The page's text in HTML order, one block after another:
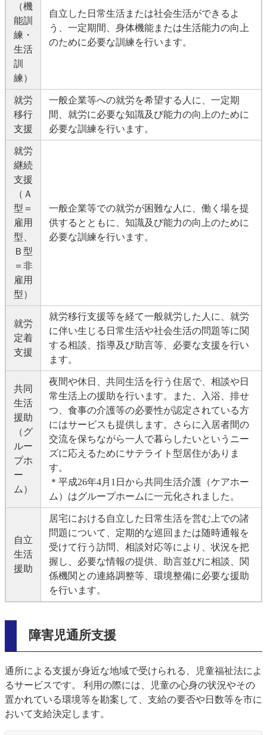
（機
能訓
練・
生活
訓
練）
自立した日常生活または社会生活ができるよ
う、一定期間、身体機能または生活能力の向上
のために必要な訓練を行います。
就労
移行
支援
一般企業等への就労を希望する人に、一定期
間、就労に必要な知識及び能力の向上のために
必要な訓練を行います。
就労
継続
支援
（Ａ
型＝
雇用
型、
Ｂ型
＝非
雇用
型）
一般企業等での就労が困難な人に、働く場を提
供するとともに、知識及び能力の向上のために
必要な訓練を行います。
就労
定着
支援
就労移行支援等を経て一般就労した人に、就労
に伴い生じる日常生活や社会生活の問題等に関
する相談、指導及び助言等、必要な支援を行い
ます。
共同
生活
援助
（グ
ルー
プホ
ー
ム）
夜間や休日、共同生活を行う住居で、相談や日
常生活上の援助を行います。また、入浴、排せ
つ、食事の介護等の必要性が認定されている方
にはサービスも提供します。さらに入居者間の
交流を保ちながら一人で暮らしたいというニー
ズに応えるためにサテライト型居住がありま
す。
＊平成26年4月1日から共同生活介護（ケアホー
ム）はグループホームに一元化されました。
自立
生活
援助
居宅における自立した日常生活を営む上での諸
問題について、定期的な巡回または随時通報を
受けて行う訪問、相談対応等により、状況を把
握し、必要な情報の提供、助言並びに相談、関
係機関との連絡調整等、環境整備に必要な援助
を行います。
障害児通所支援
通所による支援が身近な地域で受けられる、児童福祉法によ
るサービスです。 利用の際には、児童の心身の状況やその
置かれている環境等を勘案して、支給の要否や日数等を市に
おいて支給決定します。